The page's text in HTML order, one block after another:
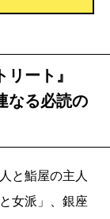
ート』
なる必読の
と鮨屋の主人
女派」、銀座